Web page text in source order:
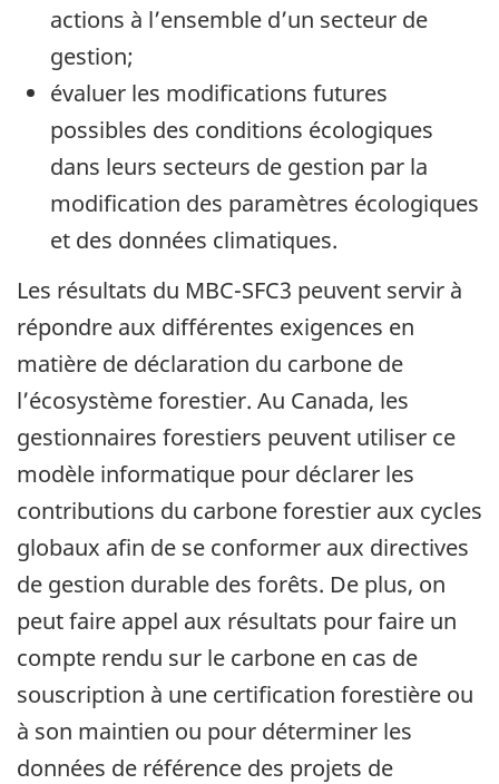
actions à l’ensemble d’un secteur de
gestion;
évaluer les modifications futures
possibles des conditions écologiques
dans leurs secteurs de gestion par la
modification des paramètres écologiques
et des données climatiques.
Les résultats du MBC-SFC3 peuvent servir à
répondre aux différentes exigences en
matière de déclaration du carbone de
l’écosystème forestier. Au Canada, les
gestionnaires forestiers peuvent utiliser ce
modèle informatique pour déclarer les
contributions du carbone forestier aux cycles
globaux afin de se conformer aux directives
de gestion durable des forêts. De plus, on
peut faire appel aux résultats pour faire un
compte rendu sur le carbone en cas de
souscription à une certification forestière ou
à son maintien ou pour déterminer les
données de référence des projets de